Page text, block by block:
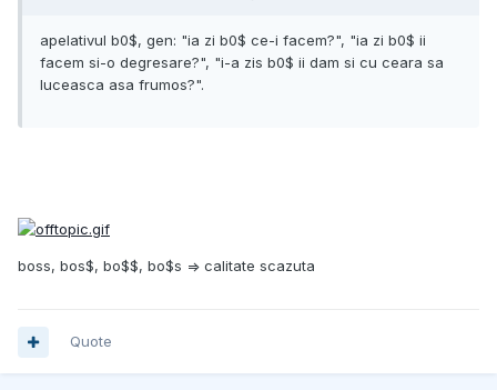
apelativul b0$, gen: "ia zi b0$ ce-i facem?", "ia zi b0$ ii
facem si-o degresare?", "i-a zis b0$ ii dam si cu ceara sa
luceasca asa frumos?".
boss, bos$, bo$$, bo$s => calitate scazuta
Quote